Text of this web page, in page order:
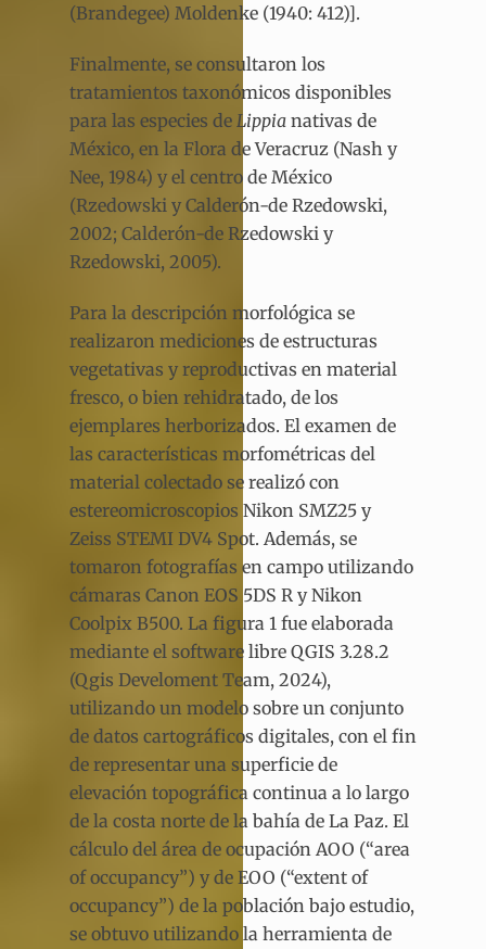
(Brandegee) Moldenke (1940: 412)].
Finalmente, se consultaron los
tratamientos taxonómicos disponibles
para las especies de Lippia nativas de
México, en la Flora de Veracruz (Nash y
Nee, 1984) y el centro de México
(Rzedowski y Calderón-de Rzedowski,
2002; Calderón-de Rzedowski y
Rzedowski, 2005).
Para la descripción morfológica se
realizaron mediciones de estructuras
vegetativas y reproductivas en material
fresco, o bien rehidratado, de los
ejemplares herborizados. El examen de
las características morfométricas del
material colectado se realizó con
estereomicroscopios Nikon SMZ25 y
Zeiss STEMI DV4 Spot. Además, se
tomaron fotografías en campo utilizando
cámaras Canon EOS 5DS R y Nikon
Coolpix B500. La figura 1 fue elaborada
mediante el software libre QGIS 3.28.2
(Qgis Develoment Team, 2024),
utilizando un modelo sobre un conjunto
de datos cartográficos digitales, con el fin
de representar una superficie de
elevación topográfica continua a lo largo
de la costa norte de la bahía de La Paz. El
cálculo del área de ocupación AOO (“area
of occupancy”) y de EOO (“extent of
occupancy”) de la población bajo estudio,
se obtuvo utilizando la herramienta de